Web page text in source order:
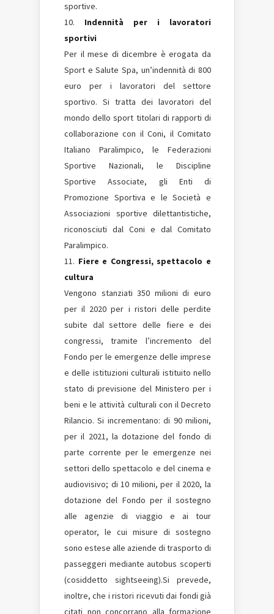
sportive.
Indennità per i lavoratori
sportivi
Per il mese di dicembre è erogata da
Sport e Salute Spa, un’indennità di 800
euro per i lavoratori del settore
sportivo. Si tratta dei lavoratori del
mondo dello sport titolari di rapporti di
collaborazione con il Coni, il Comitato
Italiano Paralimpico, le Federazioni
Sportive Nazionali, le Discipline
Sportive Associate, gli Enti di
Promozione Sportiva e le Società e
Associazioni sportive dilettantistiche,
riconosciuti dal Coni e dal Comitato
Paralimpico.
Fiere e Congressi, spettacolo e
cultura
Vengono stanziati 350 milioni di euro
per il 2020 per i ristori delle perdite
subite dal settore delle fiere e dei
congressi, tramite l’incremento del
Fondo per le emergenze delle imprese
e delle istituzioni culturali istituito nello
stato di previsione del Ministero per i
beni e le attività culturali con il Decreto
Rilancio. Si incrementano: di 90 milioni,
per il 2021, la dotazione del fondo di
parte corrente per le emergenze nei
settori dello spettacolo e del cinema e
audiovisivo; di 10 milioni, per il 2020, la
dotazione del Fondo per il sostegno
alle agenzie di viaggio e ai tour
operator, le cui misure di sostegno
sono estese alle aziende di trasporto di
passeggeri mediante autobus scoperti
(cosiddetto sightseeing).Si prevede,
inoltre, che i ristori ricevuti dai fondi già
citati non concorrano alla formazione